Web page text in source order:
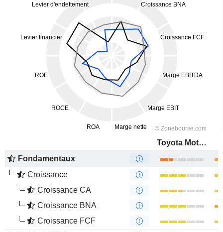
Toyota Motor Corporation
Fondamentaux
Croissance
Croissance CA
Croissance BNA
Croissance FCF